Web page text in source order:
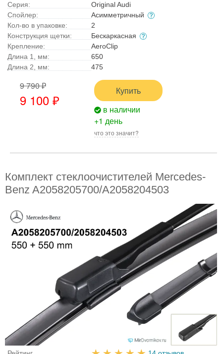
Серия:
Original Audi
Спойлер:
Асимметричный
Кол-во в упаковке:
2
Конструкция щетки:
Бескаркасная
Крепление:
AeroClip
Длина 1, мм:
650
Длина 2, мм:
475
9 790 ₽
9 100 ₽
Купить
в наличии
+1 день
что это значит?
Комплект стеклоочистителей Mercedes-
Benz A2058205700/A2058204503